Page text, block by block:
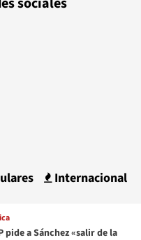
Internacional
pide a Sánchez «salir de la